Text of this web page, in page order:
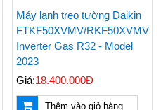
Máy lạnh treo tường Daikin
FTKF50XVMV/RKF50XVMV
Inverter Gas R32 - Model
2023
Giá:18.400.000Đ
Thêm vào giỏ hàng